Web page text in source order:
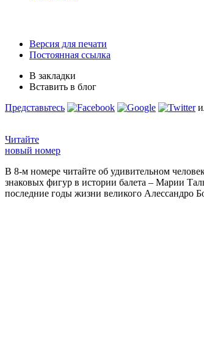
Версия для печати
Постоянная ссылка
В закладки
Вставить в блог
Представьтесь
Читайте
новый номер
В 8-м номере читайте об удивительном
знаковых фигур в истории балета – Марии
последние годы жизни великого Алессандро